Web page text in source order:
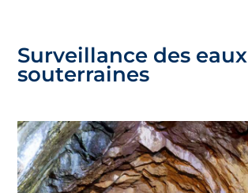
contenu
pied
page
Surveillance des eaux
souterraines